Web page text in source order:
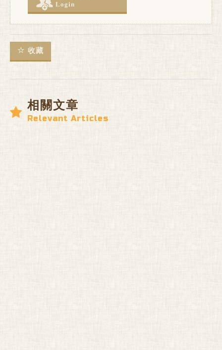
Login
收藏
相關文章
Relevant Articles